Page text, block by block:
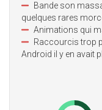
Bande son
quelques rares
Animations qui
Raccourcis trop
Android il y en avait